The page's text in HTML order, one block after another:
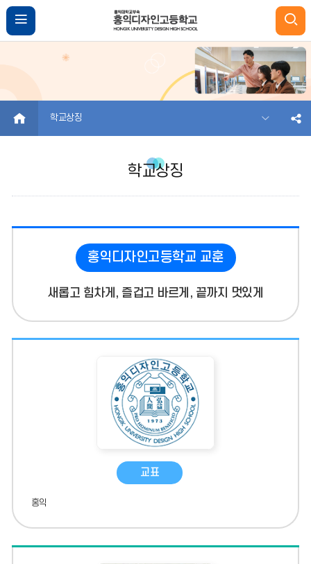
HOME 학교상징
학교상징
홍익디자인고등학교 교훈
새롭고 힘차게, 즐겁고 바르게, 끝까지 멋있게
교표
홍익